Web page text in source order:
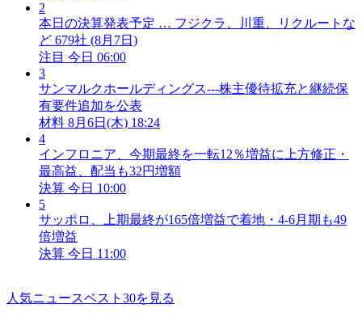
2
本日の決算発表予定 … フジクラ、川重、リクルートな
ど 679社 (8月7日)
注目 今日 06:00
3
サンマルクホールディングス---株主優待拡充と継続保
有要件追加を公表
材料 8月6日(木) 18:24
4
インフロニア、今期最終を一転12％増益に上方修正・
最高益、配当も32円増額
決算 今日 10:00
5
サッポロ、上期最終が165倍増益で着地・4-6月期も49
倍増益
決算 今日 11:00
人気ニュースベスト30を見る